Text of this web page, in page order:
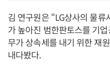
김 연구원은 “LG상사의 물
가 높아진 범한판토스를 기
무가 상속세를 내기 위한 재
내다봤다.